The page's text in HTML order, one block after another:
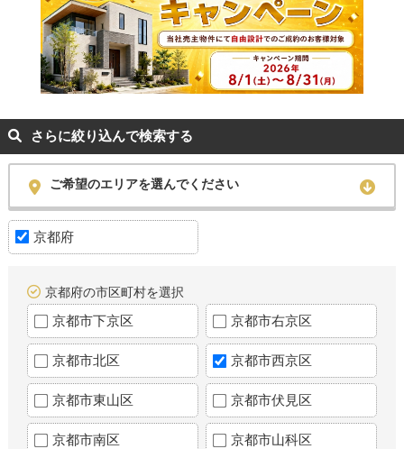
さらに絞り込んで検索する
ご希望のエリアを選んでください
京都府
京都府の市区町村を選択
京都市下京区 京都市右京区
京都市北区 京都市西京区
京都市東山区 京都市伏見区
京都市南区 京都市山科区